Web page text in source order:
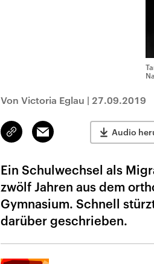
Von Victoria Eglau | 27.09.2019
Link
kopieren/teilen
Email Audio
Ein Schulwechsel als
zwölf Jahren aus dem
Gymnasium. Schnell
darüber geschrieben.